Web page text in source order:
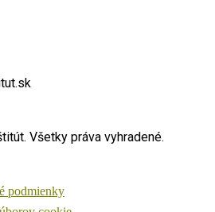
Všetky práva vyhradené.
podmienky